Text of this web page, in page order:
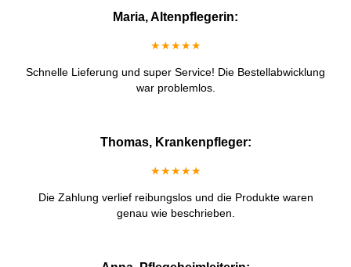
Maria, Altenpflegerin:
★★★★★
Schnelle Lieferung und super Service! Die Bestellabwicklung
war problemlos.
Thomas, Krankenpfleger:
★★★★★
Die Zahlung verlief reibungslos und die Produkte waren
genau wie beschrieben.